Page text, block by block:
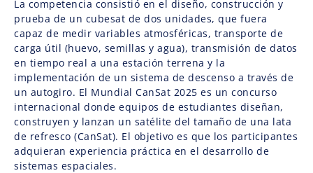
La competencia consistió en el diseño, construcción y
prueba de un cubesat de dos unidades, que fuera
capaz de medir variables atmosféricas, transporte de
carga útil (huevo, semillas y agua), transmisión de datos
en tiempo real a una estación terrena y la
implementación de un sistema de descenso a través de
un autogiro. El Mundial CanSat 2025 es un concurso
internacional donde equipos de estudiantes diseñan,
construyen y lanzan un satélite del tamaño de una lata
de refresco (CanSat). El objetivo es que los participantes
adquieran experiencia práctica en el desarrollo de
sistemas espaciales.